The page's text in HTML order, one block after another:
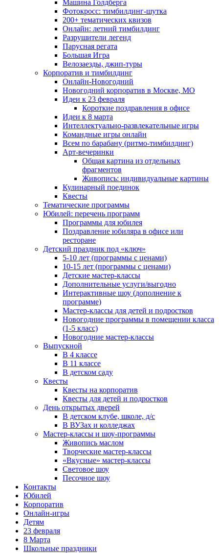
Машина Голдберга
Фотокросс: тимбилдинг-шутка
200+ тематических квизов
Онлайн: летний тимбилдинг
Разрушители легенд
Парусная регата
Большая Игра
Велозаезды, джип-туры
Корпоратив и тимбилдинг
Онлайн-Новогодний
Новогодний корпоратив в Москве, МО
Идеи к 23 февраля
Короткие поздравления в офисе
Идеи к 8 марта
Интеллектуально-развлекательные игры
Командные игры онлайн
Всем по барабану (ритмо-тимбилдинг)
Арт-вечеринки
Общая картина из отдельных
фрагментов
Живопись: индивидуальные картины
Кулинарный поединок
Квесты
Тематические программы
Юбилей: перечень программ
Программы для юбилея
Поздравление юбиляра в офисе или
ресторане
Детский праздник под «ключ»
5-10 лет (программы с ценами)
10-15 лет (программы с ценами)
Детские мастер-классы
Дополнительные услуги/выгодно
Интерактивные шоу (дополнение к
программе)
Мастер-классы для детей и подростков
Новогодние программы в помещении класса
(1-5 класс)
Новогодние мастер-классы
Выпускной
В 4 классе
В 11 классе
В детском саду
Квесты
Квесты на корпоратив
Квесты для детей и подростков
День открытых дверей
В детском клубе, школе, д/с
В ВУЗах и колледжах
Мастер-классы и шоу-программы
Живопись маслом
Творческие мастер-классы
«Вкусные» мастер-классы
Световое шоу
Песочное шоу
Контакты
Юбилей
Корпоратив
Онлайн-игры
Детям
23 февраля
8 Марта
Школьные праздники